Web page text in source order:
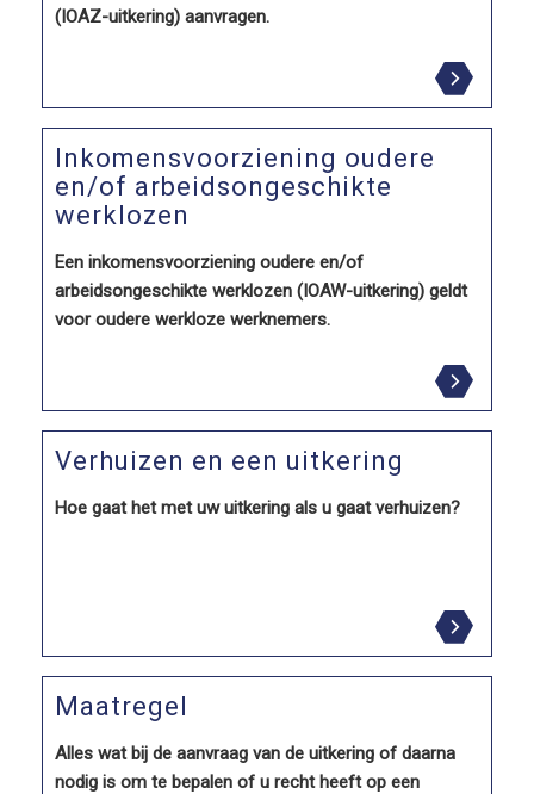
(IOAZ-uitkering) aanvragen.
Inkomensvoorziening oudere
en/of arbeidsongeschikte
werklozen
Een inkomensvoorziening oudere en/of
arbeidsongeschikte werklozen (IOAW-uitkering) geldt
voor oudere werkloze werknemers.
Verhuizen en een uitkering
Hoe gaat het met uw uitkering als u gaat verhuizen?
Maatregel
Alles wat bij de aanvraag van de uitkering of daarna
nodig is om te bepalen of u recht heeft op een